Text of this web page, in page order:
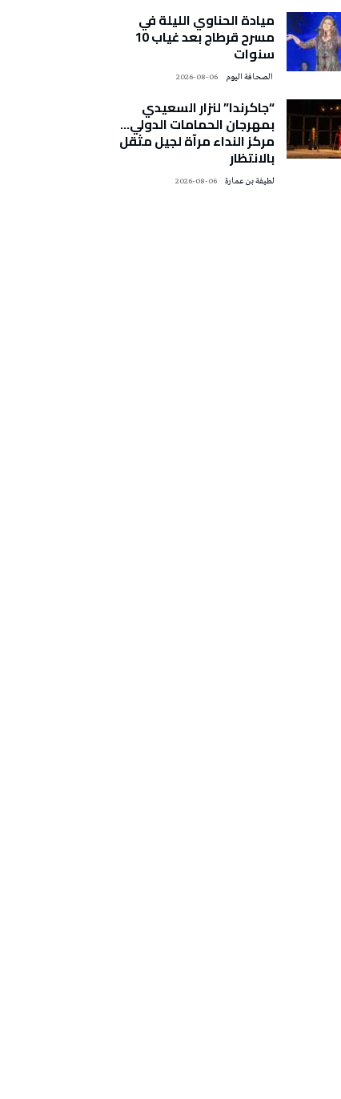
ميادة الحناوي الليلة في
مسرح قرطاج بعد غياب 10
سنوات
2026-08-06
“جاكرندا” لنزار السعيدي
بمهرجان الحمامات الدولي…
مركز النداء مرآة لجيل مثقل
بالانتظار
لطيفة بن عمارة 2026-08-06